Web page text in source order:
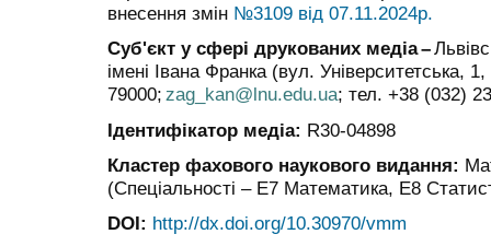
внесення змін №3109 від 07.11.2024р.
Суб'єкт у сфері друкованих медіа–
імені Івана Франка (вул. Університетська,
79000; zag_kan@lnu.edu.ua; тел. +38 (032)
Ідентифікатор медіа: R30-04898
Кластер фахового наукового видання:
(Спеціальності – E7 Математика, E8
DOI: http://dx.doi.org/10.30970/vmm